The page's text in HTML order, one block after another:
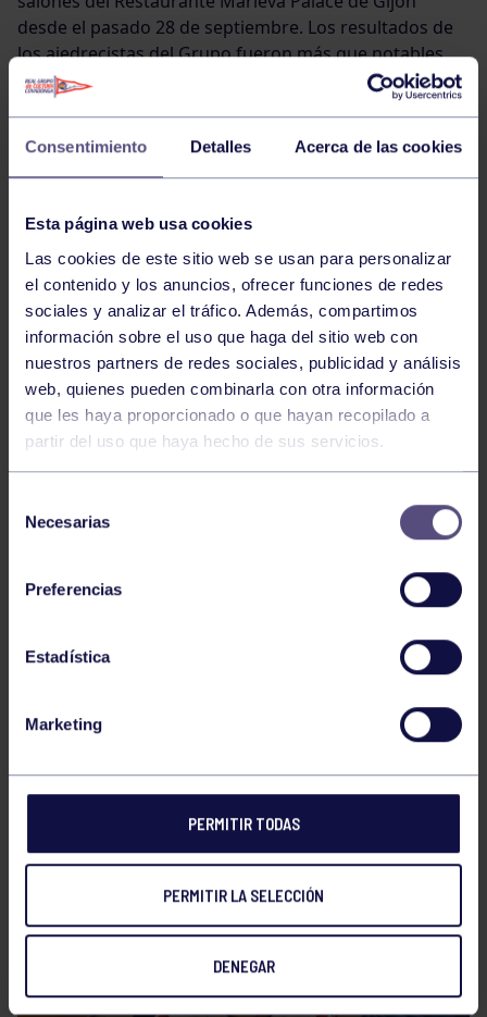
Consentimiento Detalles Acerca de las cookies
Esta página web usa cookies
Las cookies de este sitio web se usan para personalizar
el contenido y los anuncios, ofrecer funciones de redes
sociales y analizar el tráfico. Además, compartimos
información sobre el uso que haga del sitio web con
nuestros partners de redes sociales, publicidad y análisis
web, quienes pueden combinarla con otra información
que les haya proporcionado o que hayan recopilado a
partir del uso que haya hecho de sus servicios.
Necesarias
Preferencias
Estadística
Marketing
PERMITIR TODAS
PERMITIR LA SELECCIÓN
DENEGAR
desde el pasado 28 de septiembre. Los resultados de
los ajedrecistas del Grupo fueron más que notables.